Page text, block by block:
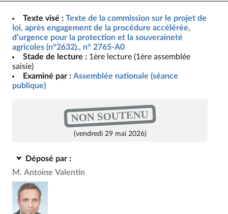
Texte visé : Texte de la commission sur le projet de
loi, après engagement de la procédure accélérée,
d’urgence pour la protection et la souveraineté
agricoles (n°2632)., n° 2765-A0
Stade de lecture : 1ère lecture (1ère assemblée
saisie)
Examiné par : Assemblée nationale (séance
publique)
NON SOUTENU
(vendredi 29 mai 2026)
Déposé par :
M. Antoine Valentin